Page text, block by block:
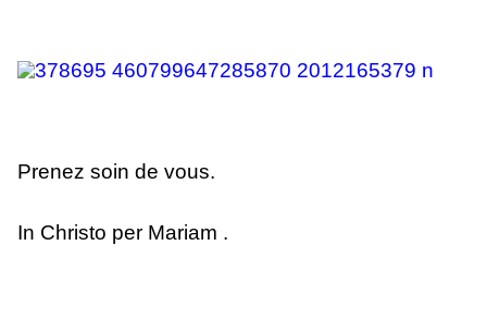
Prenez soin de vous.
In Christo per Mariam .